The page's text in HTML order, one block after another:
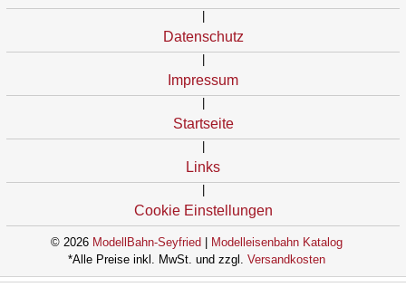
Datenschutz
Impressum
Startseite
Links
Cookie Einstellungen
© 2026 ModellBahn-Seyfried
Modelleisenbahn Katalog
*Alle Preise inkl. MwSt. und zzgl. Versandkosten